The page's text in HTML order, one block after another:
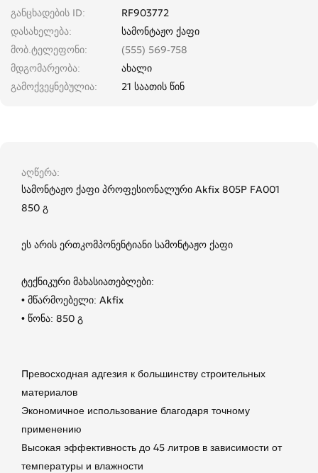
განცხადების ID
RF903772
დასახელება
სამონტაჟო ქაფი
მობ.ტელეფონი
(555) 569-758
მდგომარეობა
ახალი
გამოქვეყნებულია
21 საათის წინ
აღწერა
სამონტაჟო ქაფი პროფესიონალური Akfix 805P FA001
850 გ
ეს არის ერთკომპონენტიანი სამონტაჟო ქაფი
ტექნიკური მახასიათებლები:
• მწარმოებელი: Akfix
• წონა: 850 გ
Превосходная адгезия к большинству строительных
материалов
Экономичное использование благодаря точному
применению
Высокая эффективность до 45 литров в зависимости от
температуры и влажности